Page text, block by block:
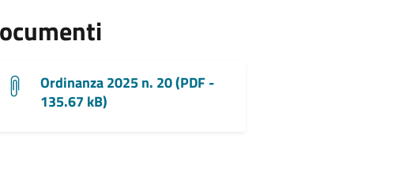
Ordinanza 2025 n. 20 (PDF -
135.67 kB)